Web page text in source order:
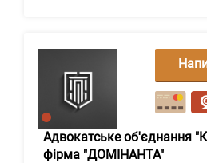
Адвокатське об'єднання
фірма "ДОМІНАНТА"